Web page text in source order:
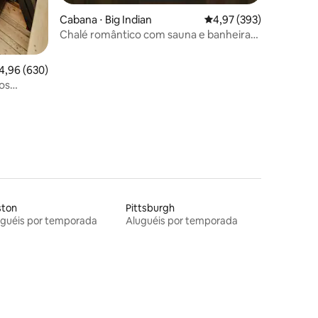
de uma avaliação média de 5, 630 avaliações
(630)
Cabana ⋅ Big Indian 4,97 de uma avaliação
4,97 (393)
Chalé romântico com sauna e banheira
por temporada
Pittsburgh
Aluguéis por temporada